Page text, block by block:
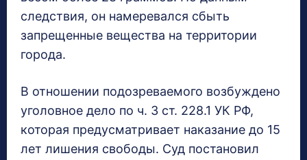
следствия, он намеревался сбыть
запрещенные вещества на территории
города.
В отношении подозреваемого возбуждено
уголовное дело по ч. 3 ст. 228.1 УК РФ,
которая предусматривает наказание до 15
лет лишения свободы. Суд постановил